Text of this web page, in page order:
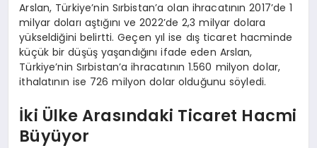
Arslan, Türkiye’nin Sırbistan’a olan ihracatının 2017’de 1
milyar doları aştığını ve 2022’de 2,3 milyar dolara
yükseldiğini belirtti. Geçen yıl ise dış ticaret hacminde
küçük bir düşüş yaşandığını ifade eden Arslan,
Türkiye’nin Sırbistan’a ihracatının 1.560 milyon dolar,
ithalatının ise 726 milyon dolar olduğunu söyledi.
İki Ülke Arasındaki Ticaret Hacmi
Büyüyor